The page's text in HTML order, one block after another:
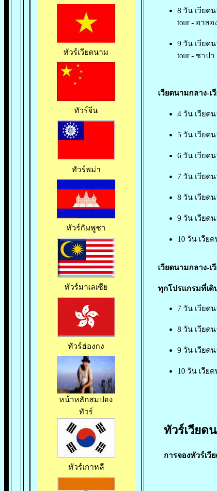
ทัวร์เวียดนาม
ทัวร์จีน
ทัวร์พม่า
ทัวร์กัมพูชา
ทัวร์มาเลเซีย
ทัวร์ฮ่องกง
หน้าหลักสมปอง
ทัวร์
ทัวร์เกาหลี
8 วัน เวียด
tour - ฮาลอ
9 วัน เวียด
tour - ซาปา
เวียดนามกลาง-เ
4 วัน เวียด
5 วัน เวียด
6 วัน เวียด
7 วัน เวียด
8 วัน เวียด
9 วัน เวียด
10 วัน เวีย
เวียดนามกลาง-เ
ทุกโปรแกรมที่เดิ
7 วัน เวียด
8 วัน เวียด
9 วัน เวียด
10 วัน เวีย
ทัวร์เวียด
การจองทัวร์เวี